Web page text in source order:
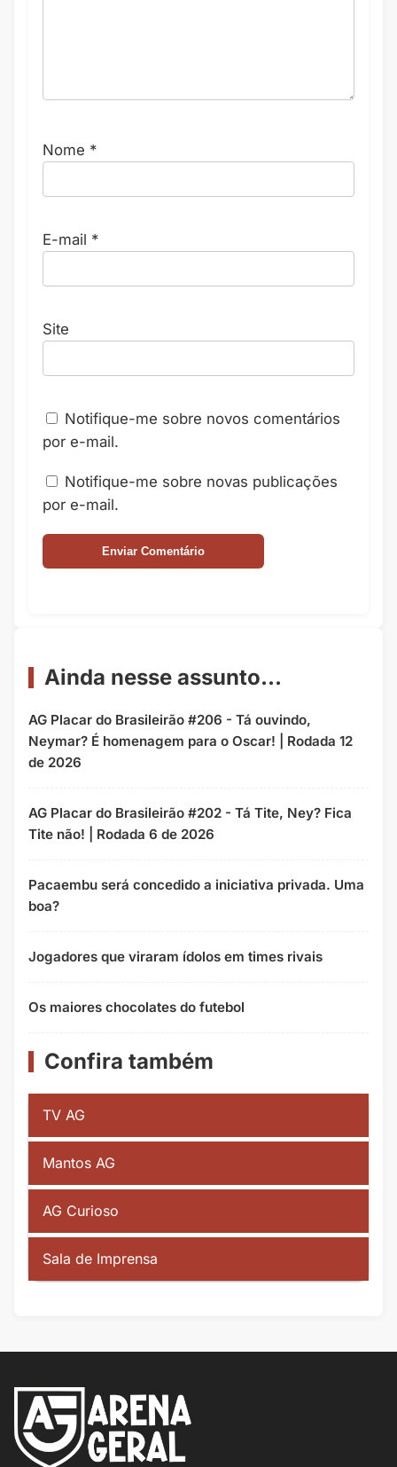
Nome *
E-mail *
Site
Notifique-me sobre novos comentários
por e-mail.
Notifique-me sobre novas publicações
por e-mail.
Ainda nesse assunto...
AG Placar do Brasileirão #206 - Tá ouvindo,
Neymar? É homenagem para o Oscar! | Rodada 12
de 2026
AG Placar do Brasileirão #202 - Tá Tite, Ney? Fica
Tite não! | Rodada 6 de 2026
Pacaembu será concedido a iniciativa privada. Uma
boa?
Jogadores que viraram ídolos em times rivais
Os maiores chocolates do futebol
Confira também
TV AG
Mantos AG
AG Curioso
Sala de Imprensa